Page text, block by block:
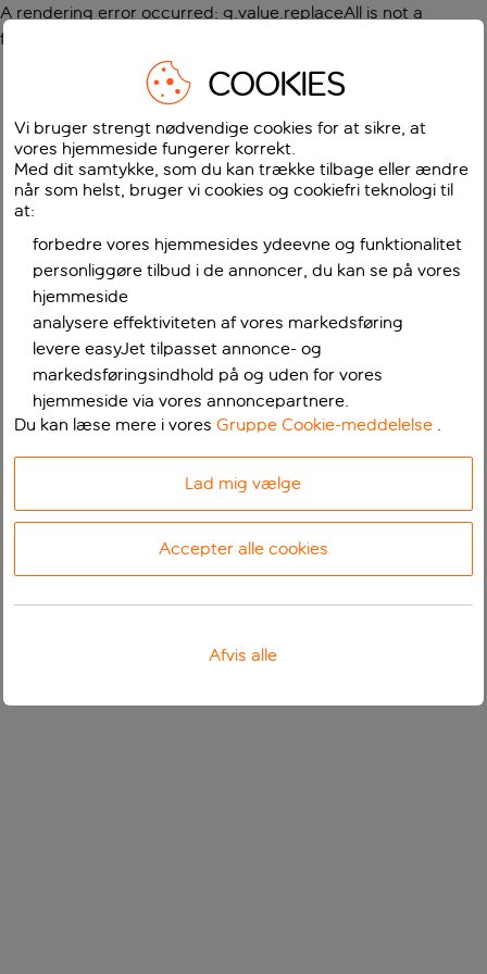
A rendering error occurred: g.value.replaceAll is not a
function
COOKIES
Vi bruger strengt nødvendige cookies for at sikre, at
vores hjemmeside fungerer korrekt.
Med dit samtykke, som du kan trække tilbage eller ændre
når som helst, bruger vi cookies og cookiefri teknologi til
at:
forbedre vores hjemmesides ydeevne og funktionalitet
personliggøre tilbud i de annoncer, du kan se på vores
hjemmeside
analysere effektiviteten af vores markedsføring
levere easyJet tilpasset annonce- og
markedsføringsindhold på og uden for vores
hjemmeside via vores annoncepartnere.
Du kan læse mere i voresGruppe Cookie-meddelelse .
Lad mig vælge
Accepter alle cookies
Afvis alle